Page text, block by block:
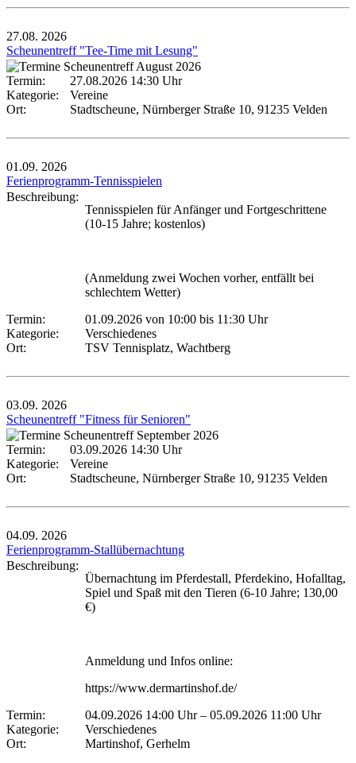
27.08. 2026
Scheunentreff "Tee-Time mit Lesung"
Termin:
27.08.2026 14:30 Uhr
Kategorie:
Vereine
Ort:
Stadtscheune, Nürnberger Straße 10, 91235 Velden
01.09. 2026
Ferienprogramm-Tennisspielen
Beschreibung:
Tennisspielen für Anfänger und Fortgeschrittene
(10-15 Jahre; kostenlos)
(Anmeldung zwei Wochen vorher, entfällt bei
schlechtem Wetter)
Termin:
01.09.2026 von 10:00 bis 11:30 Uhr
Kategorie:
Verschiedenes
Ort:
TSV Tennisplatz, Wachtberg
03.09. 2026
Scheunentreff "Fitness für Senioren"
Termin:
03.09.2026 14:30 Uhr
Kategorie:
Vereine
Ort:
Stadtscheune, Nürnberger Straße 10, 91235 Velden
04.09. 2026
Ferienprogramm-Stallübernachtung
Beschreibung:
Übernachtung im Pferdestall, Pferdekino, Hofalltag,
Spiel und Spaß mit den Tieren (6-10 Jahre; 130,00
€)
Anmeldung und Infos online:
https://www.dermartinshof.de/
Termin:
04.09.2026 14:00 Uhr– 05.09.2026 11:00 Uhr
Kategorie:
Verschiedenes
Ort:
Martinshof, Gerhelm